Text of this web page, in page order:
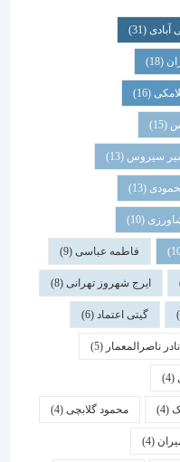
(13)
فاطمه عباسی(9)
شهروز تهرانی(8)
اعتماد(6)
(5)
محمود گلابچی(4)